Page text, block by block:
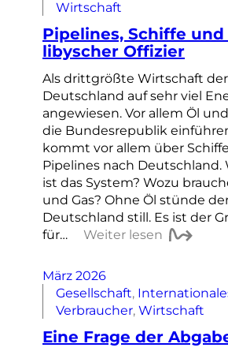
Wirtschaft
Pipelines, Schiffe und
libyscher Offizier
Als drittgrößte Wirtschaft
Deutschland auf sehr viel
angewiesen. Vor allem Öl
die Bundesrepublik
kommt vor allem über
Pipelines nach Deutschland.
ist das System? Wozu
und Gas? Ohne Öl stünde
Deutschland still. Es ist der
für…
Weiter lesen
März 2026
Gesellschaft,
Verbraucher, Wirtschaft
Eine Frage der